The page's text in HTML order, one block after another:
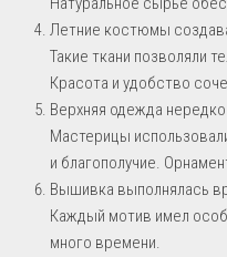
Летние костюмы
Такие ткани позволяли
Красота и удобство
Верхняя одежда
Мастерицы
и благополучие.
Вышивка выполнялась
Каждый мотив имел
много времени.